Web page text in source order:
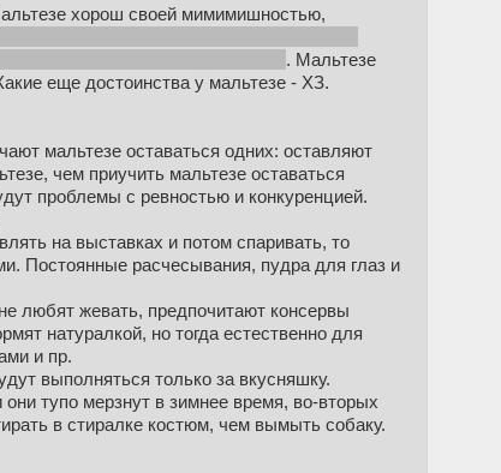
хорош своей мимимишностью,
. Мальтезе
еще достоинства у мальтезе - ХЗ.
мальтезе оставаться одних: оставляют
чем приучить мальтезе оставаться
проблемы с ревностью и конкуренцией.
на выставках и потом спаривать, то
Постоянные расчесывания, пудра для глаз и
любят жевать, предпочитают консервы
натуралкой, но тогда естественно для
и пр.
выполняться только за вкусняшку.
тупо мерзнут в зимнее время, во-вторых
в стиралке костюм, чем вымыть собаку.